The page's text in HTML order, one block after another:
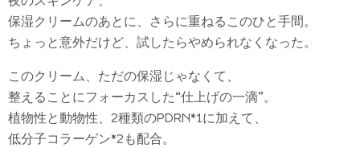
保湿クリームのあとに、さらに重ねるこのひと手間。
ちょっと意外だけど、試したらやめられなくなった。
このクリーム、ただの保湿じゃなくて、
整えることにフォーカスした“仕上げの一滴”。
植物性と動物性、2種類のPDRN*1に加えて、
低分子コラーゲン*2も配合。